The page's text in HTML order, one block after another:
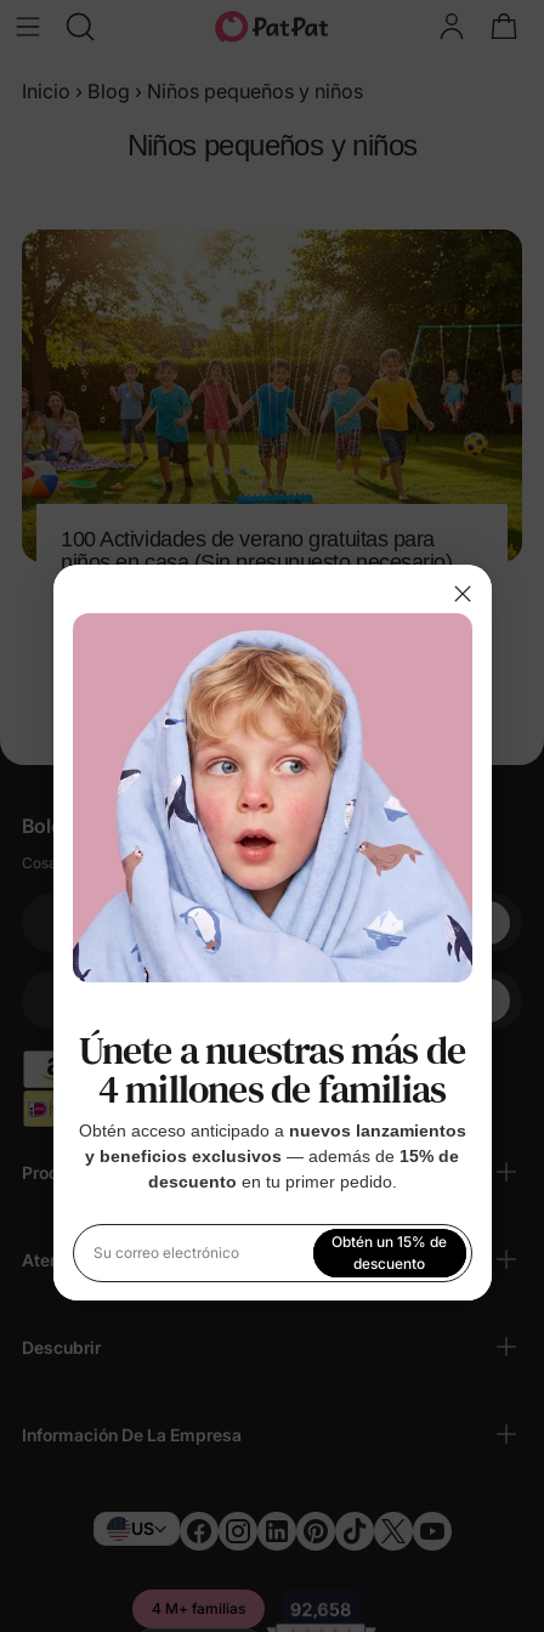
Inicio › Blog › Niños pequeños y niños
Niños pequeños y niños
100 Actividades de verano gratuitas para
niños en casa (Sin presupuesto necesario)
Productos
Atención Al Cliente
Descubrir
Información De La Empresa
Boletín informativo
Cosas suaves, pequeños descuentos, cero spam.
Su correo electrónico
US
4 M+ familias
Únete a nuestras más de
4 millones de familias
Obtén acceso anticipado a nuevos lanzamientos
y beneficios exclusivos — además de 15% de
descuento en tu primer pedido.
Su correo electrónico
Obtén un 15% de
descuento